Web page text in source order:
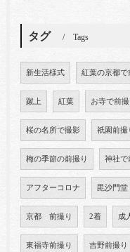
タグ Tags
新生活様式 紅葉の京都で
蹴上 紅葉 お寺で前撮
桜の名所で撮影 祇園前撮
梅の季節の前撮り 神社で
アフターコロナ 毘沙門堂
京都 前撮り 2着 成
東福寺前撮り 吉野前撮り